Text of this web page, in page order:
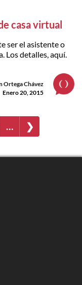
casa virtual
ser el asistente o
Los detalles, aquí.
Ortega Chávez
Enero 20, 2015
… ❯